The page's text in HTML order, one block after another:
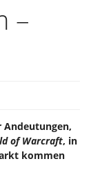
–
Andeutungen,
of Warcraft, in
kommen